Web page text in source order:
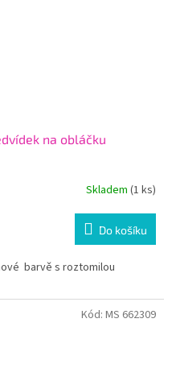
na obláčku
Skladem (1 ks)
Do košíku
barvě s roztomilou
Kód: MS 662309